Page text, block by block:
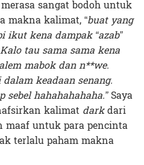
sangat bodoh untuk
makna kalimat, “buat yang
ikut kena dampak “azab”
tau sama sama kena
mabok dan n**we.
keadaan senang.
sebel hahahahahaha.”Saya
kalimat darkdari
maaf untuk para pencinta
terlalu paham makna